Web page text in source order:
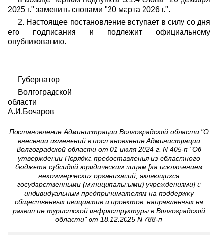
2025 г." заменить словами "20 марта 2026 г.".
2. Настоящее постановление вступает в силу со дня
его подписания и подлежит официальному
опубликованию.
Губернатор
Волгоградской
области
А.И.Бочаров
Постановление Администрации Волгоградской области "О
внесении изменений в постановление Администрации
Волгоградской области от 01 июля 2024 г. N 405-п "Об
утверждении Порядка предоставления из областного
бюджета субсидий юридическим лицам [за исключением
некоммерческих организаций, являющихся
государственными (муниципальными) учреждениями] и
индивидуальным предпринимателям на поддержку
общественных инициатив и проектов, направленных на
развитие туристской инфраструктуры в Волгоградской
области" от 18.12.2025 N 788-п